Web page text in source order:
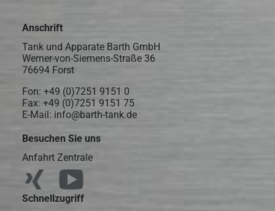
Anschrift
Tank und Apparate Barth GmbH
Werner-von-Siemens-Straße 36
76694 Forst
Fon: +49 (0)7251 9151 0
Fax: +49 (0)7251 9151 75
E-Mail: info@barth-tank.de
Besuchen Sie uns
Anfahrt Zentrale
Schnellzugriff